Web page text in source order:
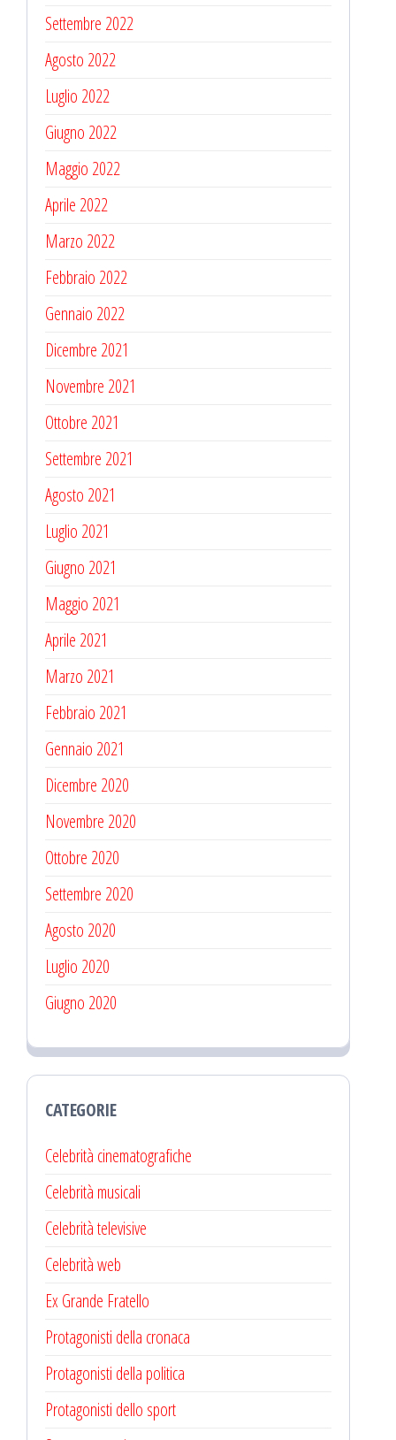
Settembre 2022
Agosto 2022
Luglio 2022
Giugno 2022
Maggio 2022
Aprile 2022
Marzo 2022
Febbraio 2022
Gennaio 2022
Dicembre 2021
Novembre 2021
Ottobre 2021
Settembre 2021
Agosto 2021
Luglio 2021
Giugno 2021
Maggio 2021
Aprile 2021
Marzo 2021
Febbraio 2021
Gennaio 2021
Dicembre 2020
Novembre 2020
Ottobre 2020
Settembre 2020
Agosto 2020
Luglio 2020
Giugno 2020
CATEGORIE
Celebrità cinematografiche
Celebrità musicali
Celebrità televisive
Celebrità web
Ex Grande Fratello
Protagonisti della cronaca
Protagonisti della politica
Protagonisti dello sport